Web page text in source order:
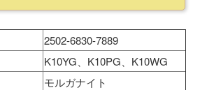
2502-6830-7889
K10YG、K10PG、K10WG
モルガナイト